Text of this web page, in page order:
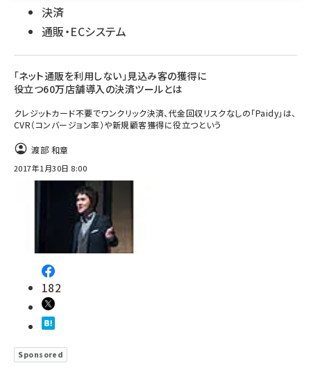
決済
通販・ECシステム
「ネット通販を利用しない」見込み客の獲得に
役立つ60万店舗導入の決済ツールとは
クレジットカード不要でワンクリック決済、代金回収リスクなしの「Paidy」は、
CVR（コンバージョン率）や新規顧客獲得に役立つという
渡部 和章
2017年1月30日 8:00
182
Sponsored
参加登録はこちら↑